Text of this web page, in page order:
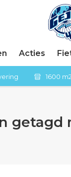
Acties
1600
getagd